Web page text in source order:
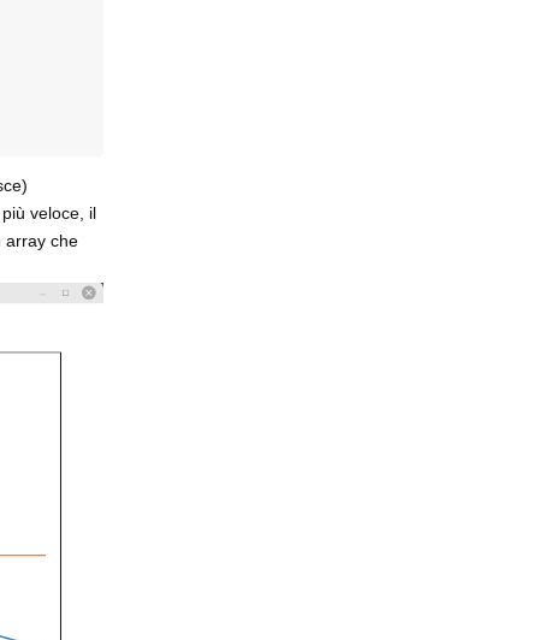
veloce, il
array che